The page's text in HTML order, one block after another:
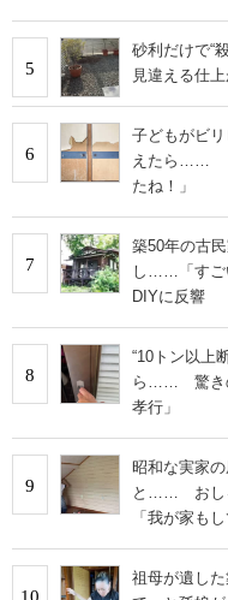
5
砂利だけで
見違える仕
6
子どもがビ
えたら…… 「
たね！」
7
築50年の古
し……「すご
DIYに反響
8
“10トン以上
ら…… 驚き
孝行」
9
昭和な実家
と…… おしゃ
「我が家も
祖母が遺し